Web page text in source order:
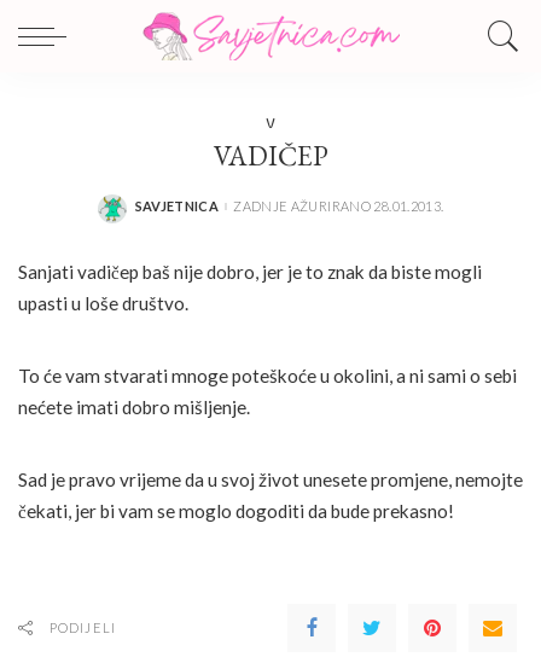
V
VADIČEP
POSTED
SAVJETNICA ZADNJE AŽURIRANO 28.01.2013.
Sanjati vadičep baš nije dobro, jer je to znak da biste mogli
upasti u loše društvo.
To će vam stvarati mnoge poteškoće u okolini, a ni sami o sebi
nećete imati dobro mišljenje.
Sad je pravo vrijeme da u svoj život unesete promjene, nemojte
čekati, jer bi vam se moglo dogoditi da bude prekasno!
PODIJELI